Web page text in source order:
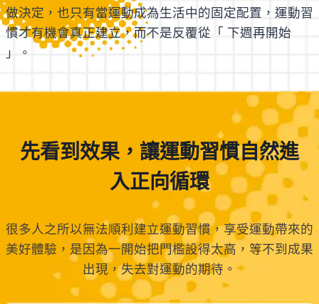
做決定，也只有當運動成為生活中的固定配置，運動習
慣才有機會真正建立，而不是反覆從「 下週再開始
」。
先看到效果，讓運動習慣自然進
入正向循環
很多人之所以無法順利建立運動習慣，享受運動帶來的
美好體驗，是因為一開始把門檻設得太高，等不到成果
出現，失去對運動的期待。